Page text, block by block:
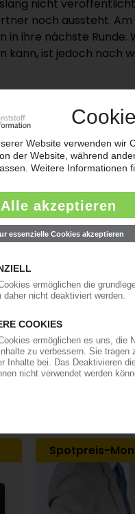
nicht
noch aussteht.
in ihre nächste Runde.
kann, ist jedoch nach
Spritzgießtochter
Abfüll- und
dem ersten Quartal
mitteilte, stieg der
dem
erhöhte sich das...
zweiten Quartal /
Kunststofferzeuger
Marktverwerfungen
Erhöhte
den Umsatz
Prozent auf 3,89 Mrd
Spotpreis-